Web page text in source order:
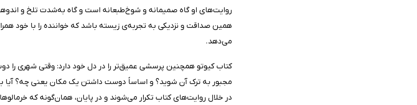
روایت‌های او گاه صمیمانه و شوخ‌طبعانه است و گاه به‌شدت تلخ و
همین صداقت و نزدیکی به تجربه‌ی زیسته باشد که خواننده را با خود
می‌دهد.
کتاب کیوتو همچنین پرسشی عمیق‌تر را در دل خود دارد: وقتی شهری را
مجبور به ترک آن شوید؟ و اساساً دوست داشتن یک مکان یعنی چه؟
در خلال روایت‌های کتاب تکرار می‌شوند و در پایان، همان‌گونه که